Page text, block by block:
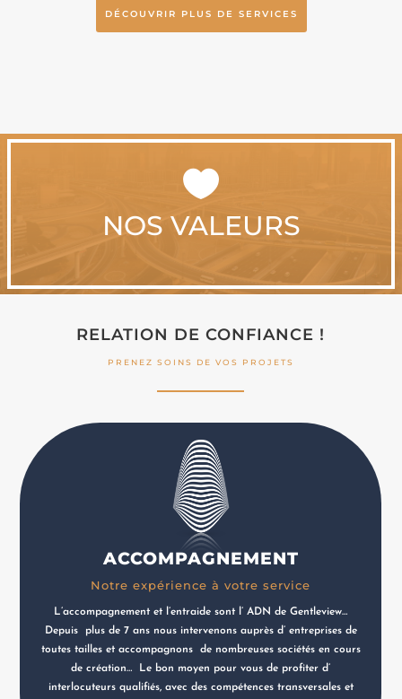
DÉCOUVRIR PLUS DE SERVICES

NOS VALEURS
RELATION DE CONFIANCE !
PRENEZ SOINS DE VOS PROJETS
ACCOMPAGNEMENT
Notre expérience à votre service
L’accompagnement et l’entraide sont l’ ADN de Gentleview…
Depuis plus de 7 ans nous intervenons auprès d’ entreprises de
toutes tailles et accompagnons de nombreuses sociétés en cours
de création…
Le bon moyen pour vous de profiter d’
interlocuteurs qualifiés, avec des compétences transversales et